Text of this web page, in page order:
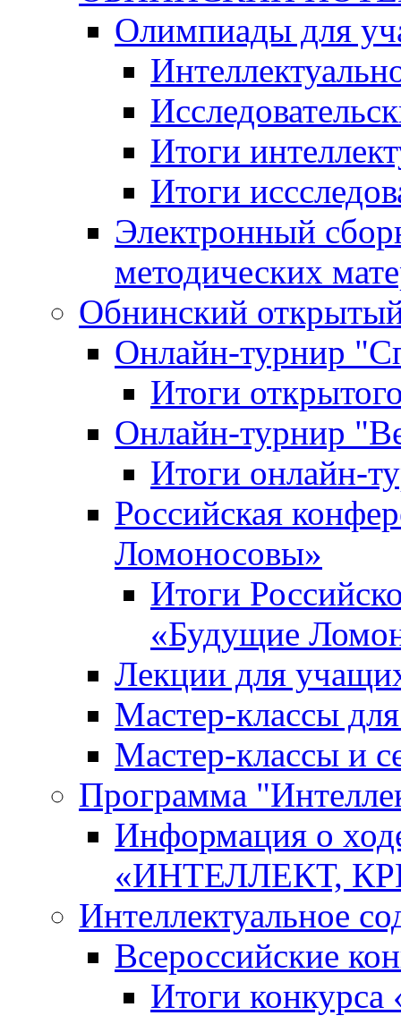
Олимпиады для
Итоги
Итоги
Электронный
методических
Обнинский
Онлайн-турнир
Итоги
Онлайн-турнир
Итоги онлайн-
Российская
Ломоносовы»
Итоги
«Будущие
Лекции для
Мастер-классы
Мастер-классы и
Программа
Информация о
«ИНТЕЛЛЕКТ,
Интеллектуальное
Всероссийские
Итоги конкурса